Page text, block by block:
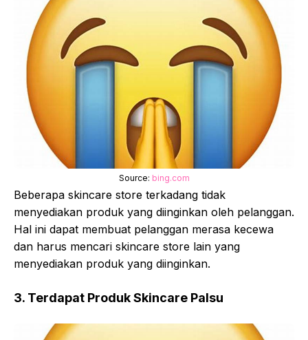
Source: bing.com
Beberapa skincare store terkadang tidak
menyediakan produk yang diinginkan oleh pelanggan.
Hal ini dapat membuat pelanggan merasa kecewa
dan harus mencari skincare store lain yang
menyediakan produk yang diinginkan.
3. Terdapat Produk Skincare Palsu